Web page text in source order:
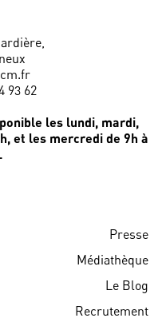
93 62
les lundi, mardi,
et les mercredi de 9h à
Presse
Médiathèque
Le Blog
Recrutement